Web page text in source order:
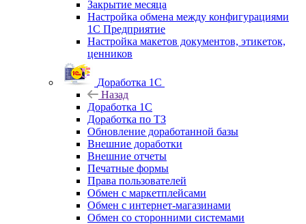
Закрытие месяца
Настройка обмена между конфигурациями
1С Предприятие
Настройка макетов документов, этикеток,
ценников
Доработка 1С
Назад
Доработка 1С
Доработка по ТЗ
Обновление доработанной базы
Внешние доработки
Внешние отчеты
Печатные формы
Права пользователей
Обмен с маркетплейсами
Обмен с интернет-магазинами
Обмен со сторонними системами